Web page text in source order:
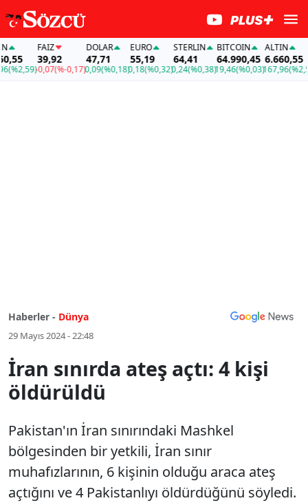
FAİZ
39,92
-0,07(%-0,17)
DOLAR
47,71
0,09(%0,18)
EURO
55,19
0,18(%0,32)
STERLIN
64,41
0,24(%0,38)
BITCOIN
64.990,45
19,46(%0,03)
ALTIN
6.660,55
167,96(%2,59)
Haberler - Dünya
29 Mayıs 2024 - 22:48
İran sınırda ateş açtı: 4 kişi
öldürüldü
Pakistan'ın İran sınırındaki Mashkel
bölgesinden bir yetkili, İran sınır
muhafızlarının, 6 kişinin olduğu araca ateş
açtığını ve 4 Pakistanlıyı öldürdüğünü söyledi.